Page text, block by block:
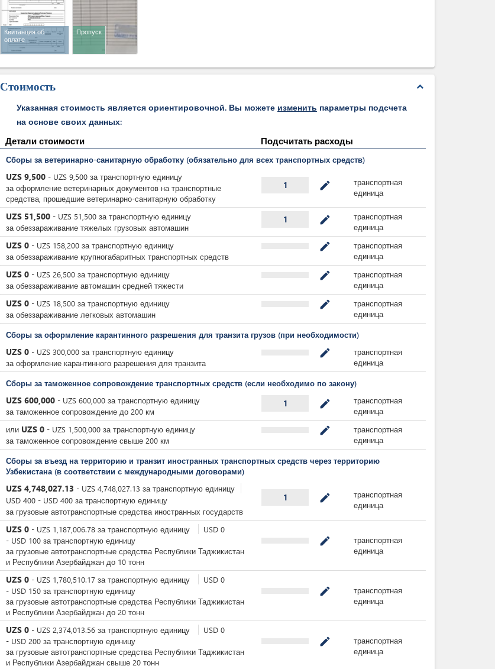
Квитанция об
оплате
Пропуск
Стоимость expand_less
Указанная стоимость является ориентировочной. Вы можете изменить параметры подсчета
на основе своих данных:
Детали стоимости Подсчитать расходы
Сборы за ветеринарно-санитарную обработку (обязательно для всех транспортных средств)
UZS 9,500 - UZS 9,500 за транспортную единицу
за оформление ветеринарных документов на транспортные
средства, прошедшие ветеринарно-санитарную обработку
1 mode_edit
транспортная
единица
UZS 51,500 - UZS 51,500 за транспортную единицу
за обеззараживание тяжелых грузовых автомашин
1 mode_edit
транспортная
единица
UZS 0 - UZS 158,200 за транспортную единицу
за обеззараживание крупногабаритных транспортных средств
mode_edit
транспортная
единица
UZS 0 - UZS 26,500 за транспортную единицу
за обеззараживание автомашин средней тяжести
mode_edit
транспортная
единица
UZS 0 - UZS 18,500 за транспортную единицу
за обеззараживание легковых автомашин
mode_edit
транспортная
единица
Сборы за оформление карантинного разрешения для транзита грузов (при необходимости)
UZS 0 - UZS 300,000 за транспортную единицу
за оформление карантинного разрешения для транзита
mode_edit
транспортная
единица
Сборы за таможенное сопровождение транспортных средств (если необходимо по закону)
UZS 600,000 - UZS 600,000 за транспортную единицу
за таможенное сопровождение до 200 км
1 mode_edit
транспортная
единица
или UZS 0 - UZS 1,500,000 за транспортную единицу
за таможенное сопровождение свыше 200 км
mode_edit
транспортная
единица
Сборы за въезд на территорию и транзит иностранных транспортных средств через территорию
Узбекистана (в соответствии с международными договорами)
UZS 4,748,027.13 - UZS 4,748,027.13 за транспортную единицу
USD 400 - USD 400 за транспортную единицу
за грузовые автотранспортные средства иностранных государств
1 mode_edit
транспортная
единица
UZS 0 - UZS 1,187,006.78 за транспортную единицу USD 0
- USD 100 за транспортную единицу
за грузовые автотранспортные средства Республики Таджикистан
и Республики Азербайджан до 10 тонн
mode_edit
транспортная
единица
UZS 0 - UZS 1,780,510.17 за транспортную единицу USD 0
- USD 150 за транспортную единицу
за грузовые автотранспортные средства Республики Таджикистан
и Республики Азербайджан до 20 тонн
mode_edit
транспортная
единица
UZS 0 - UZS 2,374,013.56 за транспортную единицу USD 0
- USD 200 за транспортную единицу
за грузовые автотранспортные средства Республики Таджикистан
и Республики Азербайджан свыше 20 тонн
mode_edit
транспортная
единица